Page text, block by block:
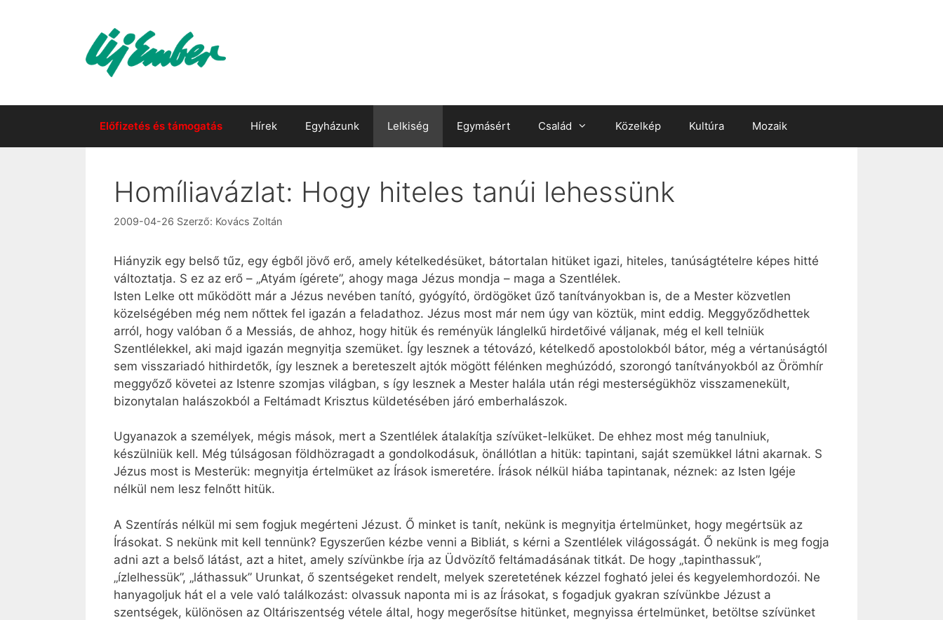
Előfizetés és támogatás Hírek Egyházunk Lelkiség Egymásért Család Közelkép Kultúra Mozaik
Homíliavázlat: Hogy hiteles tanúi lehessünk
2009-04-26 Szerző: Kovács Zoltán
Hiányzik egy belső tűz, egy égből jövő erő, amely kételkedésüket, bátortalan hitüket igazi, hiteles, tanúságtételre képes hitté
változtatja. S ez az erő – „Atyám ígérete”, ahogy maga Jézus mondja – maga a Szentlélek.
Isten Lelke ott működött már a Jézus nevében tanító, gyógyító, ördögöket űző tanítványokban is, de a Mester közvetlen
közelségében még nem nőttek fel igazán a feladathoz. Jézus most már nem úgy van köztük, mint eddig. Meggyőződhettek
arról, hogy valóban ő a Messiás, de ahhoz, hogy hitük és reményük lánglelkű hirdetőivé váljanak, még el kell telniük
Szentlélekkel, aki majd igazán megnyitja szemüket. Így lesznek a tétovázó, kételkedő apostolokból bátor, még a vértanúságtól
sem visszariadó hithirdetők, így lesznek a bereteszelt ajtók mögött félénken meghúzódó, szorongó tanítványokból az Örömhír
meggyőző követei az Istenre szomjas világban, s így lesznek a Mester halála után régi mesterségükhöz visszamenekült,
bizonytalan halászokból a Feltámadt Krisztus küldetésében járó emberhalászok.
Ugyanazok a személyek, mégis mások, mert a Szentlélek átalakítja szívüket-lelküket. De ehhez most még tanulniuk,
készülniük kell. Még túlságosan földhözragadt a gondolkodásuk, önállótlan a hitük: tapintani, saját szemükkel látni akarnak. S
Jézus most is Mesterük: megnyitja értelmüket az Írások ismeretére. Írások nélkül hiába tapintanak, néznek: az Isten Igéje
nélkül nem lesz felnőtt hitük.
A Szentírás nélkül mi sem fogjuk megérteni Jézust. Ő minket is tanít, nekünk is megnyitja értelmünket, hogy megértsük az
Írásokat. S nekünk mit kell tennünk? Egyszerűen kézbe venni a Bibliát, s kérni a Szentlélek világosságát. Ő nekünk is meg fogja
adni azt a belső látást, azt a hitet, amely szívünkbe írja az Üdvözítő feltámadásának titkát. De hogy „tapinthassuk”,
„ízlelhessük”, „láthassuk” Urunkat, ő szentségeket rendelt, melyek szeretetének kézzel fogható jelei és kegyelemhordozói. Ne
hanyagoljuk hát el a vele való találkozást: olvassuk naponta mi is az Írásokat, s fogadjuk gyakran szívünkbe Jézust a
szentségek, különösen az Oltáriszentség vétele által, hogy megerősítse hitünket, megnyissa értelmünket, betöltse szívünket